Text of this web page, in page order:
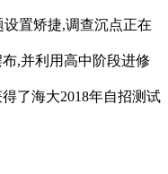
置矫捷,调查沉点正在
,并利用高中阶段进修
了海大2018年自招测试